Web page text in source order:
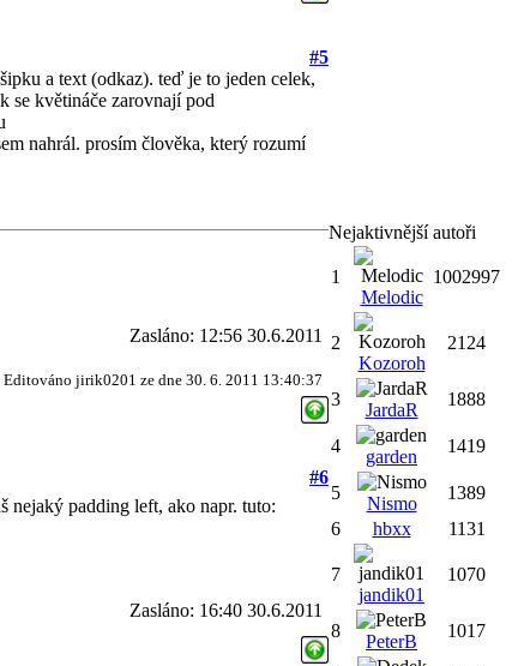
#5
a text (odkaz). teď je to jeden celek,
se květináče zarovnají pod
nahrál. prosím člověka, který rozumí
Zasláno: 12:56 30.6.2011
Editováno jirik0201 ze dne 30. 6. 2011 13:40:37
#6
nejaký padding left, ako napr. tuto:
Zasláno: 16:40 30.6.2011
Nejaktivnější autoři
1
Melodic
1002997
2
Kozoroh
2124
3
JardaR
1888
4
garden
1419
5
Nismo
1389
6
hbxx 1131
7
jandik01
1070
8
PeterB
1017